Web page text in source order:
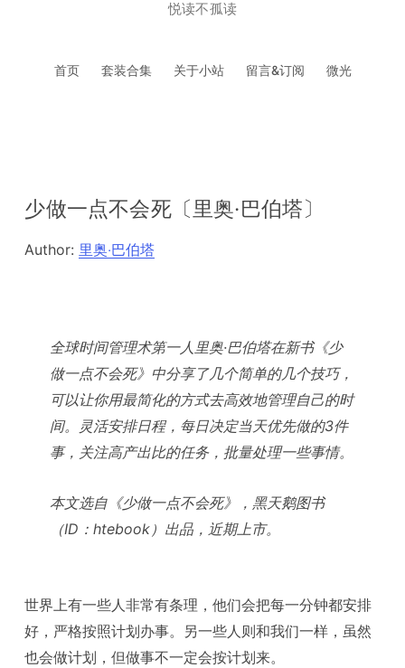
悦读不孤读
首页 套装合集 关于小站 留言&订阅 微光
少做一点不会死〔里奥·巴伯塔〕
Author: 里奥‧巴伯塔
全球时间管理术第一人里奥·巴伯塔在新书《少
做一点不会死》中分享了几个简单的几个技巧，
可以让你用最简化的方式去高效地管理自己的时
间。灵活安排日程，每日决定当天优先做的3件
事，关注高产出比的任务，批量处理一些事情。
本文选自《少做一点不会死》，黑天鹅图书
（ID：htebook）出品，近期上市。
世界上有一些人非常有条理，他们会把每一分钟都安排
好，严格按照计划办事。另一些人则和我们一样，虽然
也会做计划，但做事不一定会按计划来。